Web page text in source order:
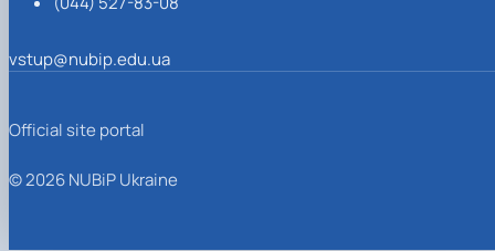
vstup@nubip.edu.ua
Official site portal
© 2026 NUBiP Ukraine